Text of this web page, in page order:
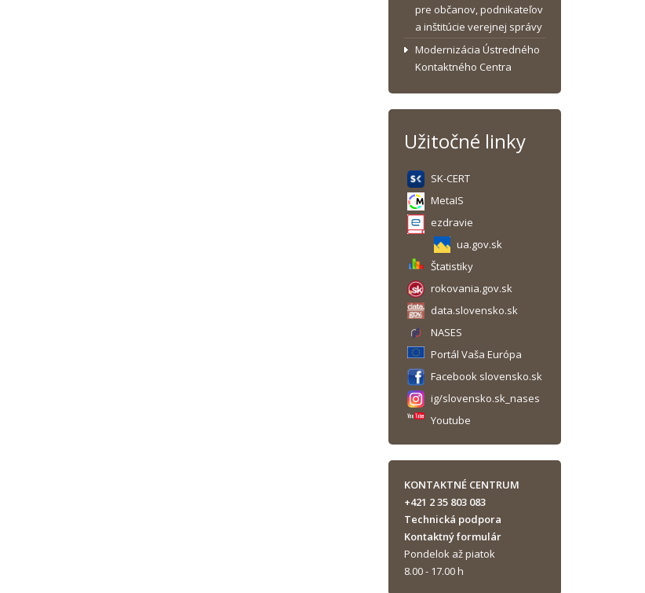
pre občanov, podnikateľov
a inštitúcie verejnej správy
Modernizácia Ústredného
Kontaktného Centra
Užitočné linky
SK-CERT
MetaIS
ezdravie
ua.gov.sk
Štatistiky
rokovania.gov.sk
data.slovensko.sk
NASES
Portál Vaša Európa
Facebook slovensko.sk
ig/slovensko.sk_nases
Youtube
KONTAKTNÉ CENTRUM
+421 2 35 803 083
Technická podpora
Kontaktný formulár
Pondelok až piatok
8.00 - 17.00 h